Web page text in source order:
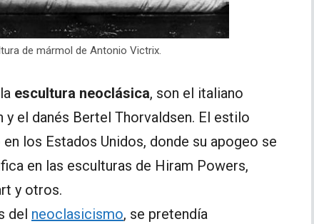
de mármol de Antonio Victrix.
escultura neoclásica, son el italiano
el danés Bertel Thorvaldsen. El estilo
los Estados Unidos, donde su apogeo se
en las esculturas de Hiram Powers,
y otros.
del neoclasicismo, se pretendía